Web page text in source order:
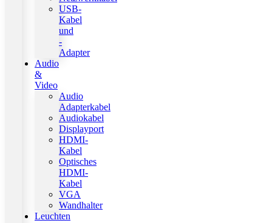
USB-
Kabel
und
-
Adapter
Audio
&
Video
Audio
Adapterkabel
Audiokabel
Displayport
HDMI-
Kabel
Optisches
HDMI-
Kabel
VGA
Wandhalter
Leuchten